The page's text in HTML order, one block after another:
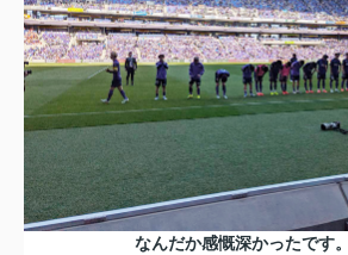
なんだか感慨深かったです。